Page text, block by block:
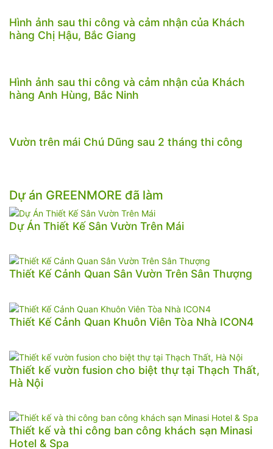
Hình ảnh sau thi công và cảm nhận của Khách
hàng Chị Hậu, Bắc Giang
Hình ảnh sau thi công và cảm nhận của Khách
hàng Anh Hùng, Bắc Ninh
Vườn trên mái Chú Dũng sau 2 tháng thi công
Dự án GREENMORE đã làm
Dự Án Thiết Kế Sân Vườn Trên Mái
Thiết Kế Cảnh Quan Sân Vườn Trên Sân Thượng
Thiết Kế Cảnh Quan Khuôn Viên Tòa Nhà ICON4
Thiết kế vườn fusion cho biệt thự tại Thạch Thất,
Hà Nội
Thiết kế và thi công ban công khách sạn Minasi
Hotel & Spa